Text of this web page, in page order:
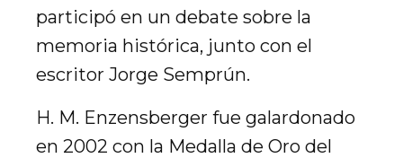
participó en un debate sobre la
memoria histórica, junto con el
escritor Jorge Semprún.
H. M. Enzensberger fue galardonado
en 2002 con la Medalla de Oro del